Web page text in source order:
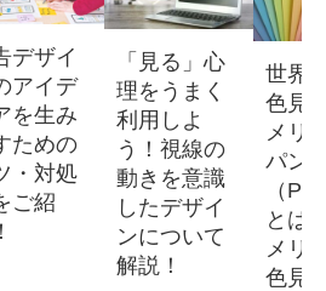
デザイ
アイデ
を生み
ための
・対処
ご紹
「見る」心
理をうまく
利用しよ
う！視線の
動きを意識
したデザイ
ンについて
解説！
世界
色見
メリ
パン
（
とは
メリ
色見